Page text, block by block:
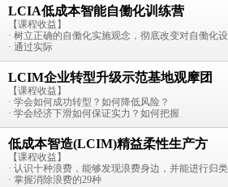
LCIA低成本智能自働化训练营
【课程收益】
· 树立正确的自働化实施观念，彻底改变对自働化
· 通过实际
LCIM企业转型升级示范基地观摩团
【课程收益】
· 学会如何成功转型？如何降低风险？
· 学会经济下滑如何保证实力？如何把握
低成本智造(LCIM)精益柔性生产方
【课程收益】
· 认识十种浪费，能够发现浪费身边，并能进行归类
· 掌握消除浪费的29种